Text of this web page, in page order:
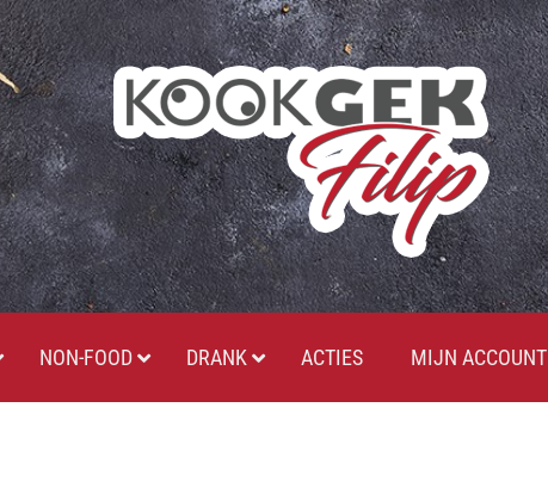
NON-FOOD DRANK ACTIES MIJN ACCOUNT